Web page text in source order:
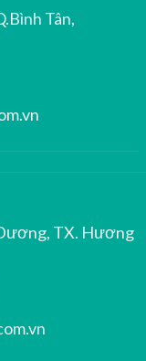
Tân,
TX. Hương